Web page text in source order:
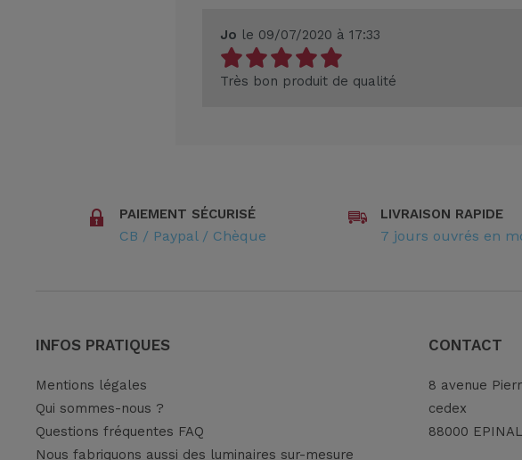
Jo le 09/07/2020 à 17:33
Très bon produit de qualité
PAIEMENT SÉCURISÉ
CB / Paypal / Chèque
LIVRAISON RAPIDE
7 jours ouvrés en
INFOS PRATIQUES
Mentions légales
Qui sommes-nous ?
Questions fréquentes FAQ
Nous fabriquons aussi des luminaires sur-mesure
CONTACT
8 avenue
cedex
88000